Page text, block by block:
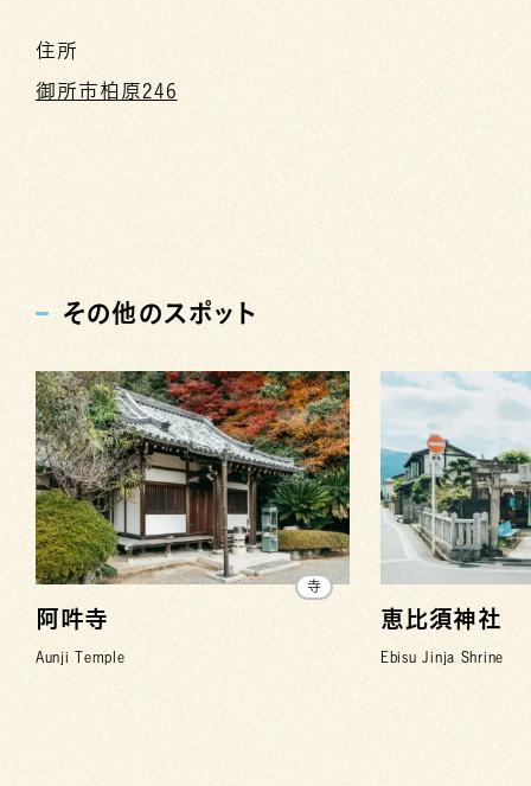
住所
御所市柏原246
その他のスポット
阿吽寺
Aunji Temple
寺
恵比須神社
Ebisu Jinja Shrine